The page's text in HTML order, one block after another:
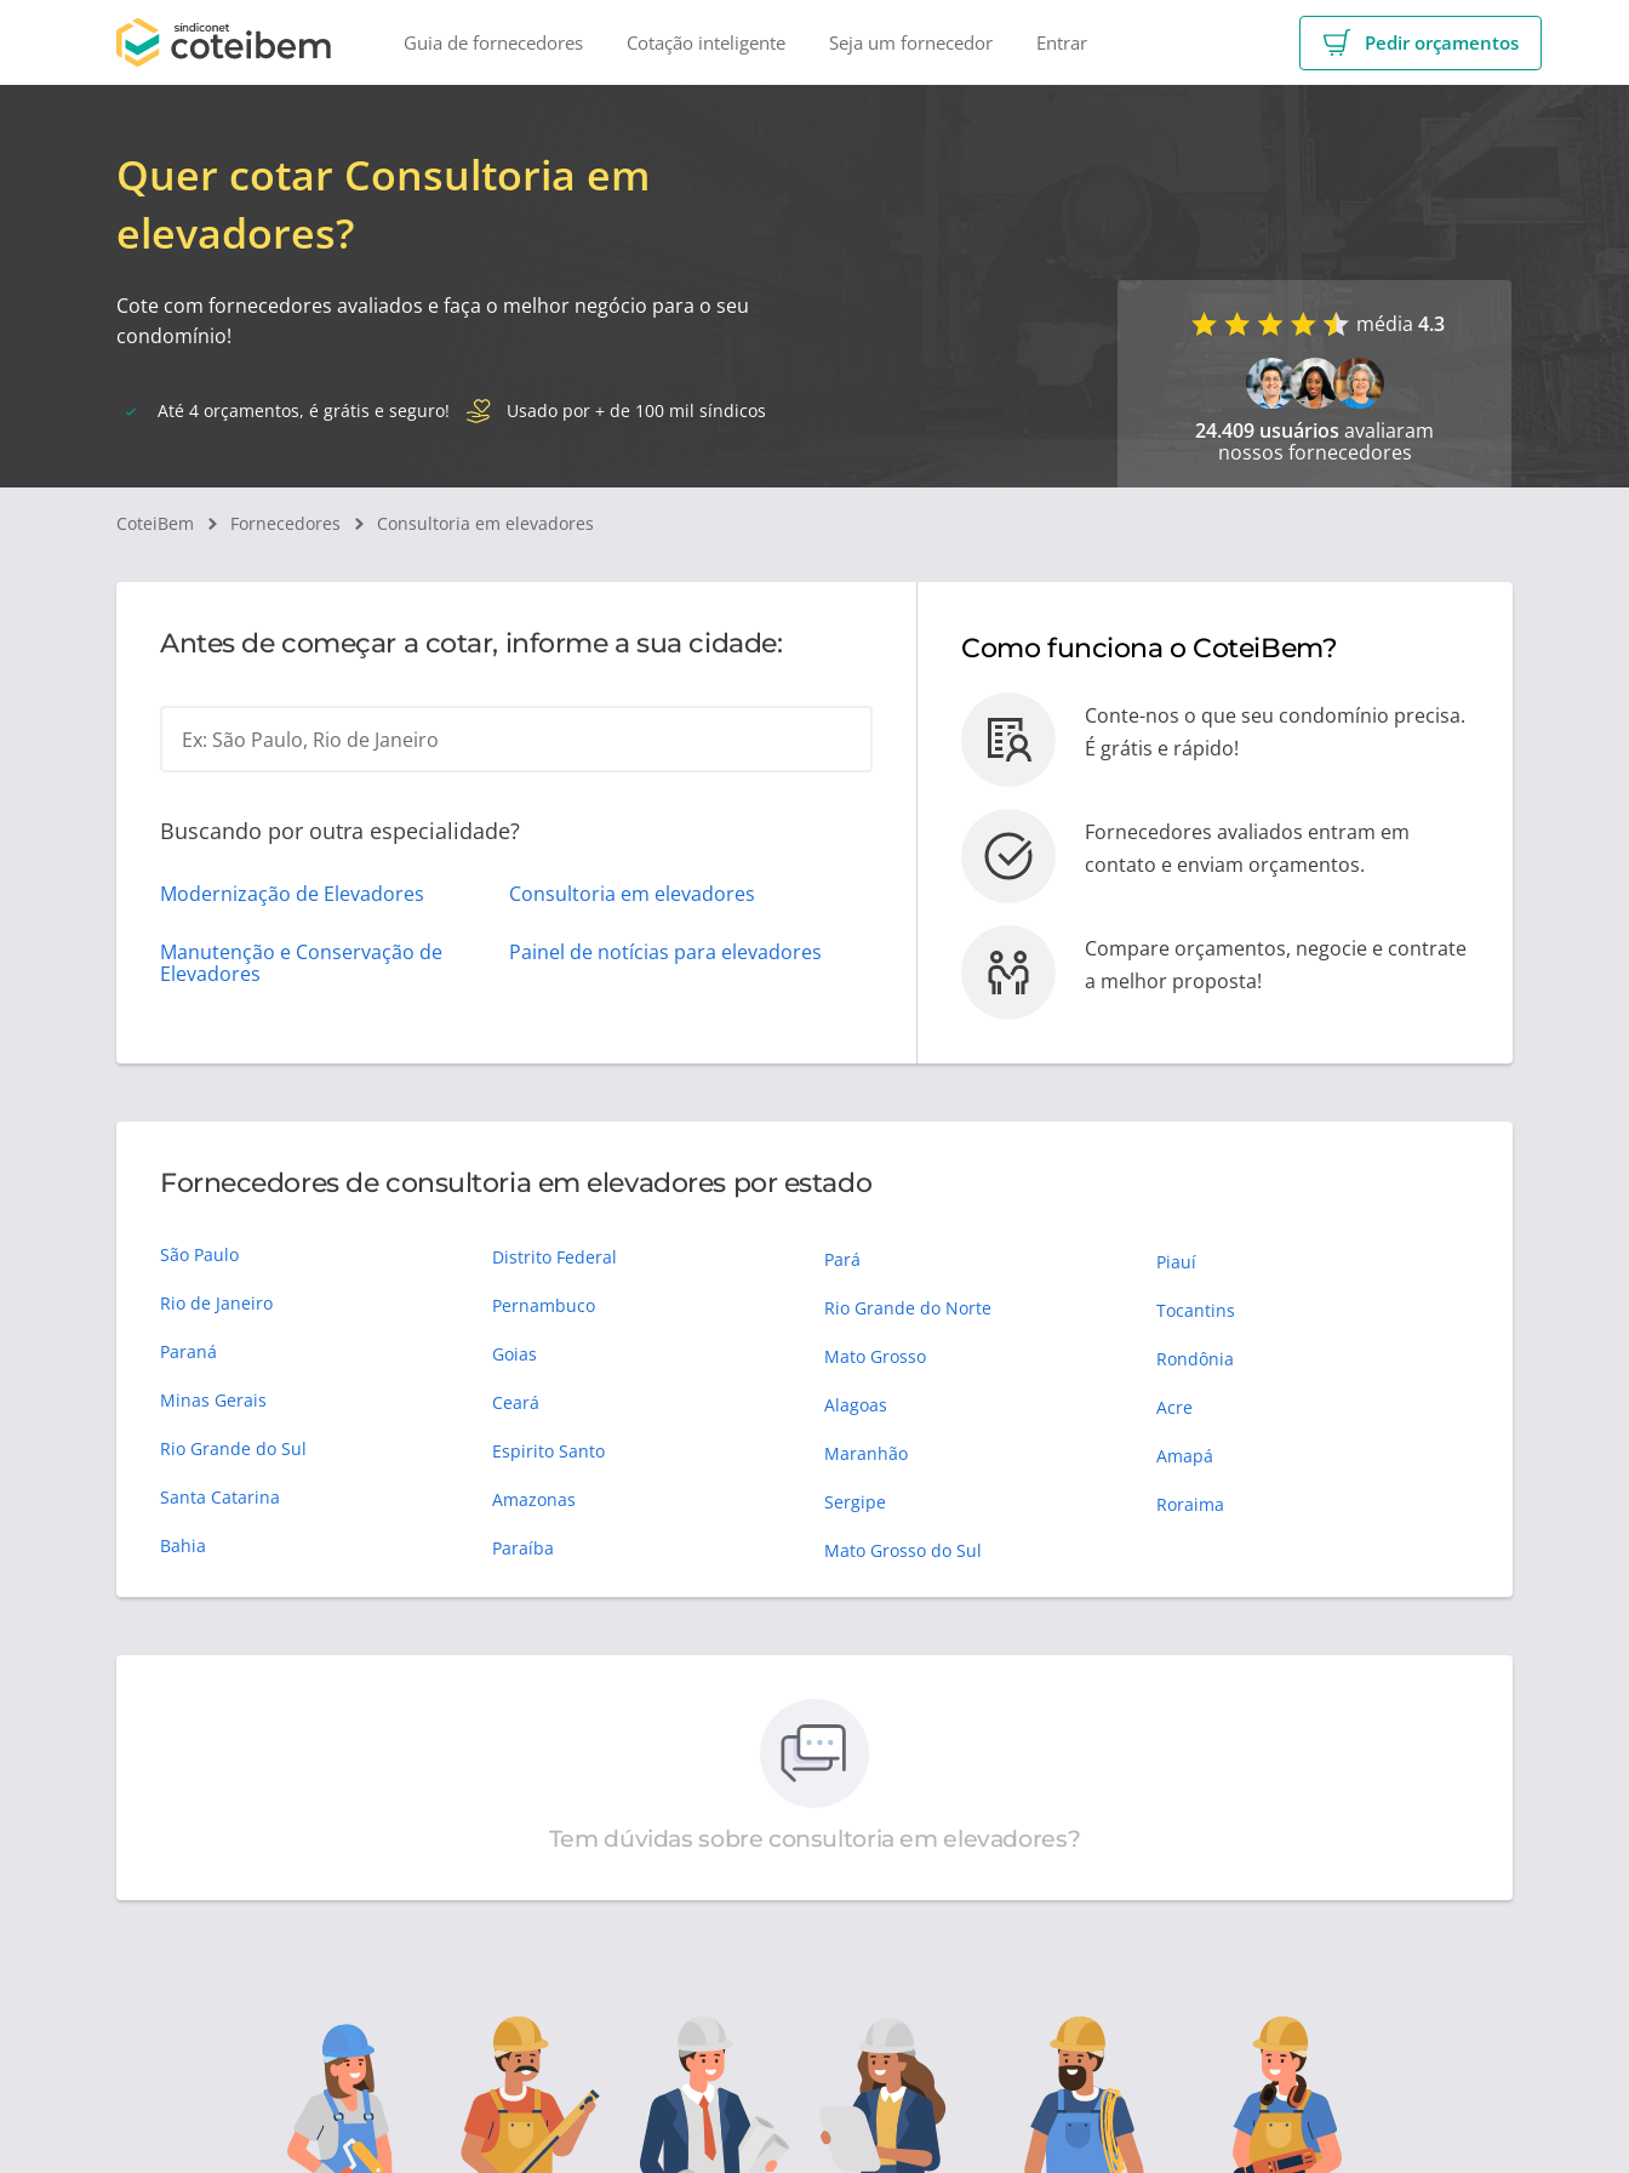
Guia de fornecedores Cotação inteligente Seja um fornecedor Entrar Pedir orçamentos
Quer cotar Consultoria em
elevadores?
Cote com fornecedores avaliados e faça o melhor negócio para o seu
condomínio!
Até 4 orçamentos, é grátis e seguro! Usado por + de 100 mil síndicos
média 4.3
24.409 usuários avaliaram
nossos fornecedores
CoteiBem Fornecedores Consultoria em elevadores
Antes de começar a cotar, informe a sua cidade:
Ex: São Paulo, Rio de Janeiro
Buscando por outra especialidade?
Modernização de Elevadores Consultoria em elevadores
Manutenção e Conservação de
Elevadores
Painel de notícias para elevadores
Como funciona o CoteiBem?
Conte-nos o que seu condomínio precisa.
É grátis e rápido!
Fornecedores avaliados entram em
contato e enviam orçamentos.
Compare orçamentos, negocie e contrate
a melhor proposta!
Fornecedores de consultoria em elevadores por estado
São Paulo
Rio de Janeiro
Paraná
Minas Gerais
Rio Grande do Sul
Santa Catarina
Bahia
Distrito Federal
Pernambuco
Goias
Ceará
Espirito Santo
Amazonas
Paraíba
Pará
Rio Grande do Norte
Mato Grosso
Alagoas
Maranhão
Sergipe
Mato Grosso do Sul
Piauí
Tocantins
Rondônia
Acre
Amapá
Roraima
Tem dúvidas sobre consultoria em elevadores?